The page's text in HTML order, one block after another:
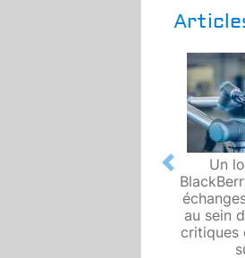
Un
au sein
critiques
Previous